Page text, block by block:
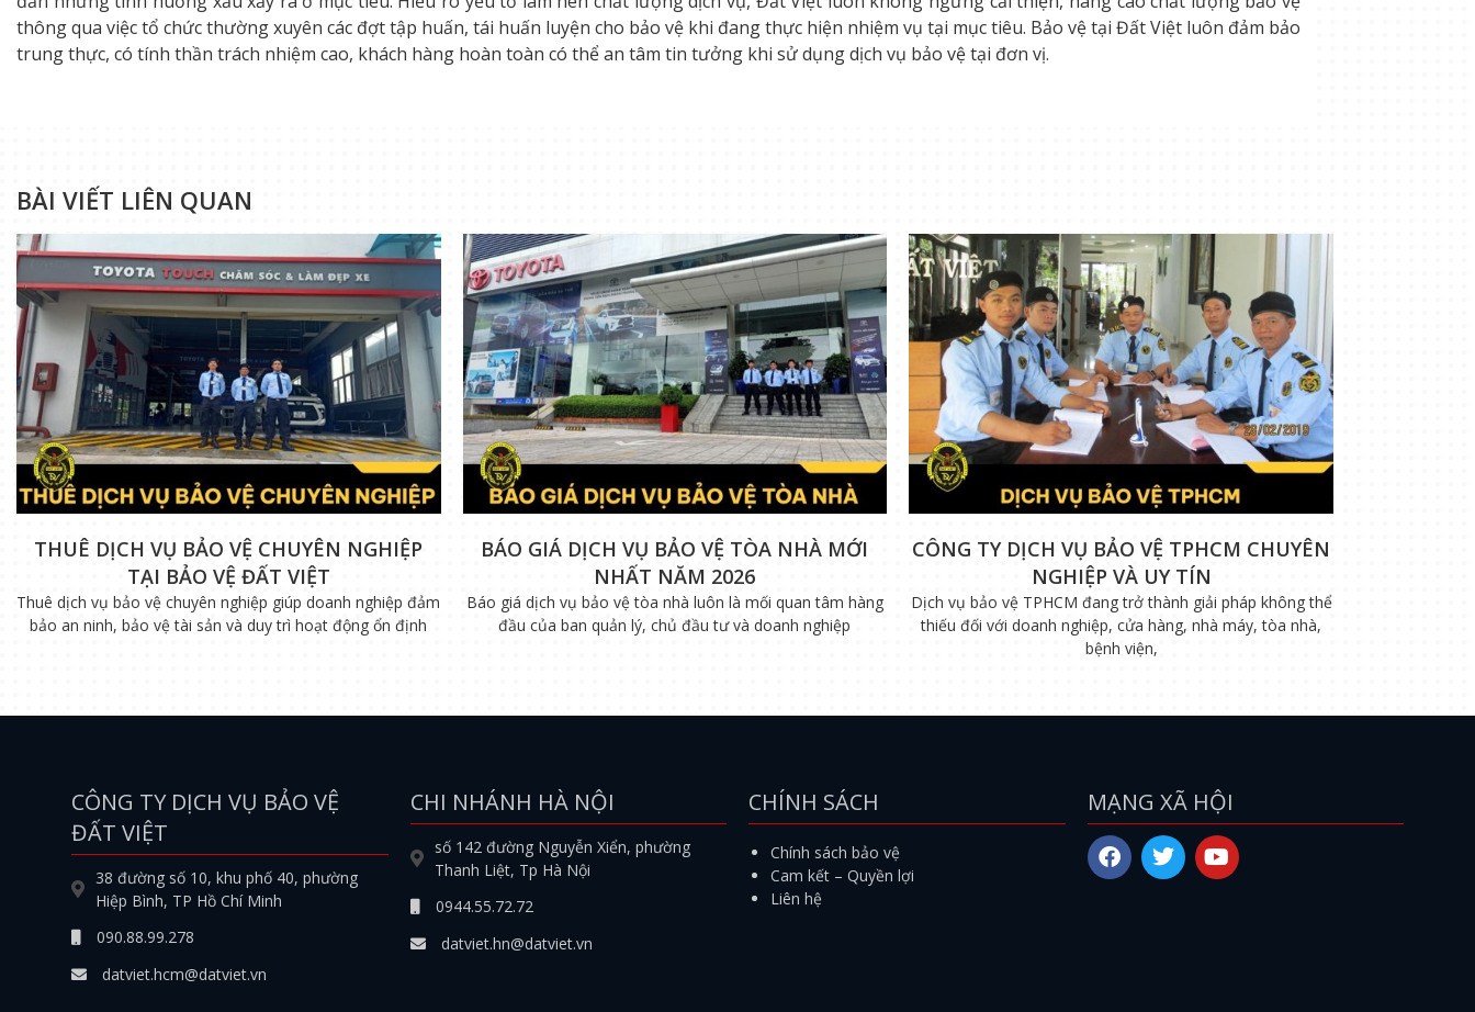
thông qua việc tổ chức thường xuyên các đợt tập huấn, tái huấn luyện cho bảo vệ khi đang thực hiện nhiệm vụ tại mục tiêu. Bảo vệ tại Đất Việt luôn đảm bảo
trung thực, có tính thần trách nhiệm cao, khách hàng hoàn toàn có thể an tâm tin tưởng khi sử dụng dịch vụ bảo vệ tại đơn vị.
BÀI VIẾT LIÊN QUAN
THUÊ DỊCH VỤ BẢO VỆ CHUYÊN NGHIỆP
TẠI BẢO VỆ ĐẤT VIỆT
Thuê dịch vụ bảo vệ chuyên nghiệp giúp doanh nghiệp đảm
bảo an ninh, bảo vệ tài sản và duy trì hoạt động ổn định
BÁO GIÁ DỊCH VỤ BẢO VỆ TÒA NHÀ MỚI
NHẤT NĂM 2026
Báo giá dịch vụ bảo vệ tòa nhà luôn là mối quan tâm hàng
đầu của ban quản lý, chủ đầu tư và doanh nghiệp
CÔNG TY DỊCH VỤ BẢO VỆ TPHCM CHUYÊN
NGHIỆP VÀ UY TÍN
Dịch vụ bảo vệ TPHCM đang trở thành giải pháp không thể
thiếu đối với doanh nghiệp, cửa hàng, nhà máy, tòa nhà,
bệnh viện,
CÔNG TY DỊCH VỤ BẢO VỆ
ĐẤT VIỆT
38 đường số 10, khu phố 40, phường
Hiệp Bình, TP Hồ Chí Minh
090.88.99.278
datviet.hcm@datviet.vn
CHI NHÁNH HÀ NỘI
số 142 đường Nguyễn Xiển, phường
Thanh Liệt, Tp Hà Nội
0944.55.72.72
datviet.hn@datviet.vn
CHÍNH SÁCH
Chính sách bảo vệ
Cam kết – Quyền lợi
Liên hệ
MẠNG XÃ HỘI